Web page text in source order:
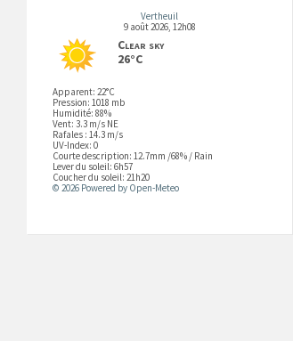
Vertheuil
9 août 2026, 12h08
Clear sky
26°C
Apparent: 22°C
Pression: 1018 mb
Humidité: 88%
Vent: 3.3 m/s NE
Rafales : 14.3 m/s
UV-Index: 0
Courte description: 12.7mm /68% / Rain
Lever du soleil: 6h57
Coucher du soleil: 21h20
© 2026 Powered by Open-Meteo